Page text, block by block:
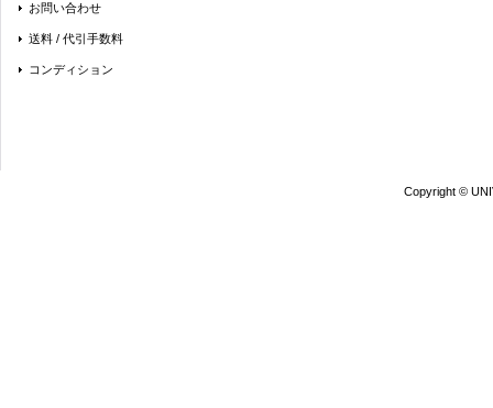
お問い合わせ
送料 / 代引手数料
コンディション
Copyright ©